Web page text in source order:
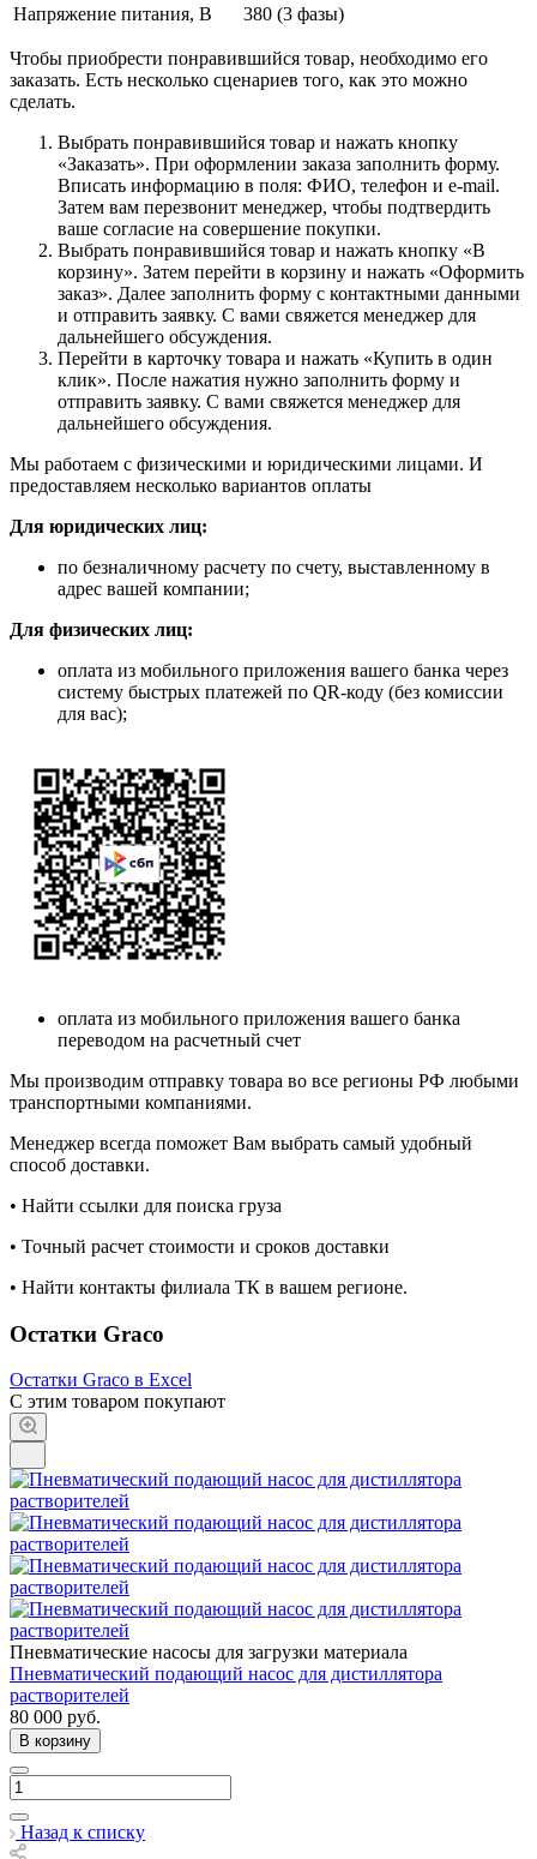
Напряжение питания, В 380 (3 фазы)
Чтобы приобрести понравившийся товар, необходимо его
заказать. Есть несколько сценариев того, как это можно
сделать.
Выбрать понравившийся товар и нажать кнопку
«Заказать». При оформлении заказа заполнить форму.
Вписать информацию в поля: ФИО, телефон и e-mail.
Затем вам перезвонит менеджер, чтобы подтвердить
ваше согласие на совершение покупки.
Выбрать понравившийся товар и нажать кнопку «В
корзину». Затем перейти в корзину и нажать «Оформить
заказ». Далее заполнить форму с контактными данными
и отправить заявку. С вами свяжется менеджер для
дальнейшего обсуждения.
Перейти в карточку товара и нажать «Купить в один
клик». После нажатия нужно заполнить форму и
отправить заявку. С вами свяжется менеджер для
дальнейшего обсуждения.
Мы работаем с физическими и юридическими лицами. И
предоставляем несколько вариантов оплаты
Для юридических лиц:
по безналичному расчету по счету, выставленному в
адрес вашей компании;
Для физических лиц:
оплата из мобильного приложения вашего банка через
систему быстрых платежей по QR-коду (без комиссии
для вас);
оплата из мобильного приложения вашего банка
переводом на расчетный счет
Мы производим отправку товара во все регионы РФ любыми
транспортными компаниями.
Менеджер всегда поможет Вам выбрать самый удобный
способ доставки.
• Найти ссылки для поиска груза
• Точный расчет стоимости и сроков доставки
• Найти контакты филиала ТК в вашем регионе.
Остатки Graco
Остатки Graco в Excel
С этим товаром покупают
Пневматические насосы для загрузки материала
Пневматический подающий насос для дистиллятора
растворителей
80 000 руб.
В корзину
Назад к списку